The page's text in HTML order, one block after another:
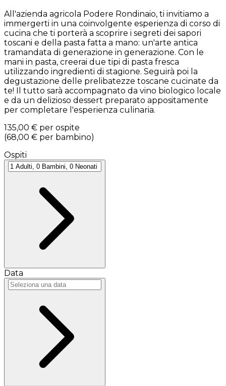
All'azienda agricola Podere Rondinaio, ti invitiamo a
immergerti in una coinvolgente esperienza di corso di
cucina che ti porterà a scoprire i segreti dei sapori
toscani e della pasta fatta a mano: un'arte antica
tramandata di generazione in generazione. Con le
mani in pasta, creerai due tipi di pasta fresca
utilizzando ingredienti di stagione. Seguirà poi la
degustazione delle prelibatezze toscane cucinate da
te! Il tutto sarà accompagnato da vino biologico locale
e da un delizioso dessert preparato appositamente
per completare l'esperienza culinaria.
135,00 € per ospite
(68,00 € per bambino)
Ospiti
Data